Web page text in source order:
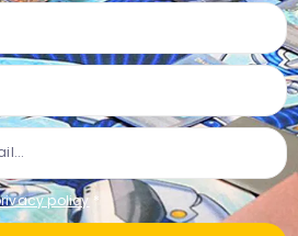
policy *